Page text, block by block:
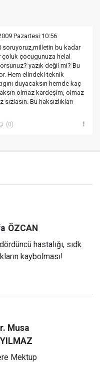
Pazartesi 10:56
soruyoruz,milletin bu kadar
çocugunuza helal
yazık değil mi? Bu
Hem elindeki teknik
duyacaksın hemde kaç
olmaz kardeşim, olmaz
Bu haksızlıkları
(0)
ÖZCAN
dördüncü hastalığı, sıdk
kaybolması!
Musa
YILMAZ
Mektup